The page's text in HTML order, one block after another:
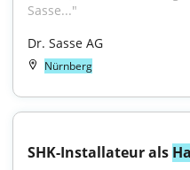
Sasse..."
Dr. Sasse AG
Nürnberg
SHK-Installateur als